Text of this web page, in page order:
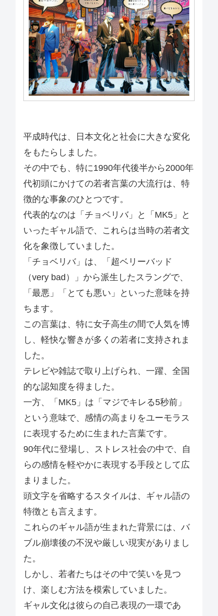
平成時代は、日本文化と社会に大きな変化
をもたらしました。
その中でも、特に1990年代後半から2000年
代初頭にかけての若者言葉の大流行は、特
徴的な事象のひとつです。
代表的なのは「チョベリバ」と「MK5」と
いったギャル語で、これらは当時の若者文
化を象徴していました。
「チョベリバ」は、「超ベリーバッド
（very bad）」から派生したスラングで、
「最悪」「とても悪い」といった意味を持
ちます。
この言葉は、特に女子高生の間で人気を博
し、軽快な響きが多くの若者に支持されま
した。
テレビや雑誌で取り上げられ、一躍、全国
的な認知度を得ました。
一方、「MK5」は「マジでキレる5秒前」
という意味で、感情の高まりをユーモラス
に表現するために生まれた言葉です。
90年代に登場し、ストレス社会の中で、自
らの感情を軽やかに表現する手段として広
まりました。
頭文字を省略するスタイルは、ギャル語の
特徴とも言えます。
これらのギャル語が生まれた背景には、バ
ブル崩壊後の不況や厳しい現実がありまし
た。
しかし、若者たちはその中で笑いを見つ
け、楽しむ方法を模索していました。
ギャル文化は彼らの自己表現の一環であ